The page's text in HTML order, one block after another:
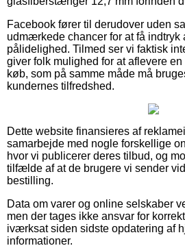
Facebook fører til derudover uden
udmærkede chancer for at få indtryk
pålidelighed. Tilmed ser vi faktisk
giver folk mulighed for at aflevere
køb, som på samme måde må
kundernes tilfredshed.
Dette website finansieres af
samarbejde med nogle forskellige
hvor vi publicerer deres tilbud, og
tilfælde af at de brugere vi sender
bestilling.
Data om varer og online selskaber
men der tages ikke ansvar for
iværksat siden sidste opdatering af
informationer.